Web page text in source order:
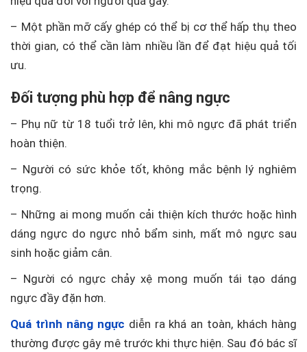
– Một phần mỡ cấy ghép có thể bị cơ thể hấp thụ theo
thời gian, có thể cần làm nhiều lần để đạt hiệu quả tối
ưu.
Đối tượng phù hợp để nâng ngực
– Phụ nữ từ 18 tuổi trở lên, khi mô ngực đã phát triển
hoàn thiện.
– Người có sức khỏe tốt, không mắc bệnh lý nghiêm
trọng.
– Những ai mong muốn cải thiện kích thước hoặc hình
dáng ngực do ngực nhỏ bẩm sinh, mất mô ngực sau
sinh hoặc giảm cân.
– Người có ngực chảy xệ mong muốn tái tạo dáng
ngực đầy đặn hơn.
Quá trình nâng ngực diễn ra khá an toàn, khách hàng
thường được gây mê trước khi thực hiện. Sau đó bác sĩ